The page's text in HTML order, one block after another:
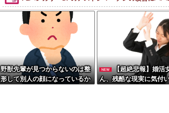
「いきなりステーキ」の反対ｗｗｗｗｗｗｗｗｗ
【悲報】仙台育英の女子マネ、神聖な甲子園でウイ
家庭菜園やってるけど、最近空芯菜が評価され過
【悲報】ちいかわの映画を見たイラン人が激怒｢
【悲報】Z世代「なんでセルフレジなのに自分で
【宮崎】マジ勘弁してほしい。久しぶりに恐ろし
野獣先輩が見つからないのは整
形して別人の顔になっているか
NEW
【超絶悲報】婚活
ん、残酷な現実に気付